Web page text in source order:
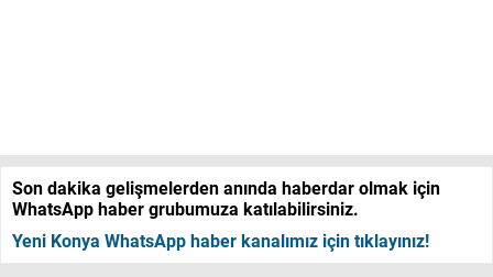
Son dakika gelişmelerden anında haberdar olmak için
WhatsApp haber grubumuza katılabilirsiniz.
Yeni Konya WhatsApp haber kanalımız için tıklayınız!